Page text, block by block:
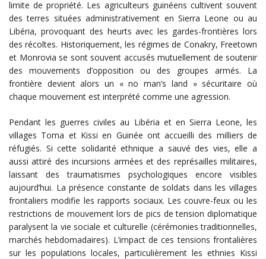
limite de propriété. Les agriculteurs guinéens cultivent souvent
des terres situées administrativement en Sierra Leone ou au
Libéria, provoquant des heurts avec les gardes-frontières lors
des récoltes. Historiquement, les régimes de Conakry, Freetown
et Monrovia se sont souvent accusés mutuellement de soutenir
des mouvements d’opposition ou des groupes armés. La
frontière devient alors un « no man’s land » sécuritaire où
chaque mouvement est interprété comme une agression.
Pendant les guerres civiles au Libéria et en Sierra Leone, les
villages Toma et Kissi en Guinée ont accueilli des milliers de
réfugiés. Si cette solidarité ethnique a sauvé des vies, elle a
aussi attiré des incursions armées et des représailles militaires,
laissant des traumatismes psychologiques encore visibles
aujourd’hui. La présence constante de soldats dans les villages
frontaliers modifie les rapports sociaux. Les couvre-feux ou les
restrictions de mouvement lors de pics de tension diplomatique
paralysent la vie sociale et culturelle (cérémonies traditionnelles,
marchés hebdomadaires). L’impact de ces tensions frontalières
sur les populations locales, particulièrement les ethnies Kissi